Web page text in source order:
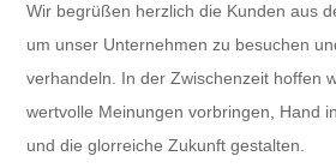
Wir begrüßen herzlich die Kunden aus
um unser Unternehmen zu besuchen
verhandeln. In der Zwischenzeit hoffen
wertvolle Meinungen vorbringen, Hand
und die glorreiche Zukunft gestalten.